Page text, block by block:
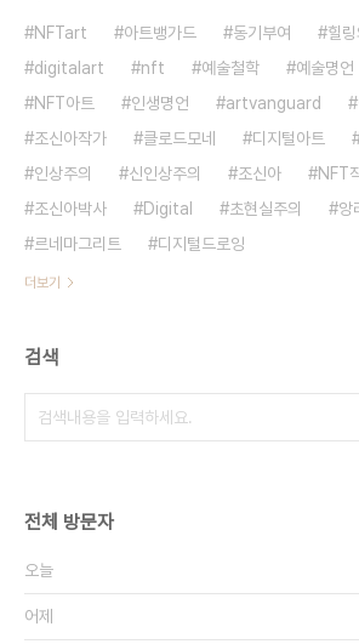
NFTart 아트뱅가드 동기부여 힐
digitalart
nft 예술철학 예술명언
NFT아트
인생명언 artvanguard
조신아작가
클로드모네 디지털아트
인상주의
신인상주의 조신아 NFT
조신아박사
Digital 초현실주의
앙
르네마그리트
디지털드로잉
더보기
검색
전체 방문자
오늘
어제